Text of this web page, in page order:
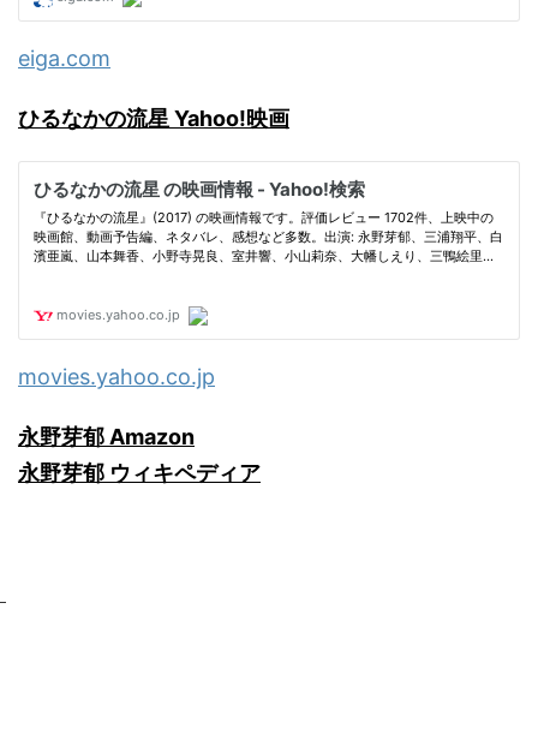
eiga.com
ひるなかの流星 Yahoo!映画
movies.yahoo.co.jp
永野芽郁 Amazon
永野芽郁 ウィキペディア